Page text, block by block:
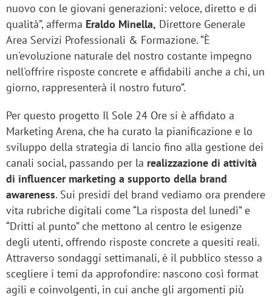
nuovo con le giovani generazioni: veloce, diretto e di
qualità”, afferma Eraldo Minella, Direttore Generale
Area Servizi Professionali & Formazione. “È
un'evoluzione naturale del nostro costante impegno
nell'offrire risposte concrete e affidabili anche a chi, un
giorno, rappresenterà il nostro futuro”.
Per questo progetto Il Sole 24 Ore si è affidato a
Marketing Arena, che ha curato la pianificazione e lo
sviluppo della strategia di lancio fino alla gestione dei
canali social, passando per la realizzazione di attività
di influencer marketing a supporto della brand
awareness. Sui presidi del brand vediamo ora prendere
vita rubriche digitali come “La risposta del lunedì” e
“Dritti al punto” che mettono al centro le esigenze
degli utenti, offrendo risposte concrete a quesiti reali.
Attraverso sondaggi settimanali, è il pubblico stesso a
scegliere i temi da approfondire: nascono così format
agili e coinvolgenti, in cui anche gli argomenti più